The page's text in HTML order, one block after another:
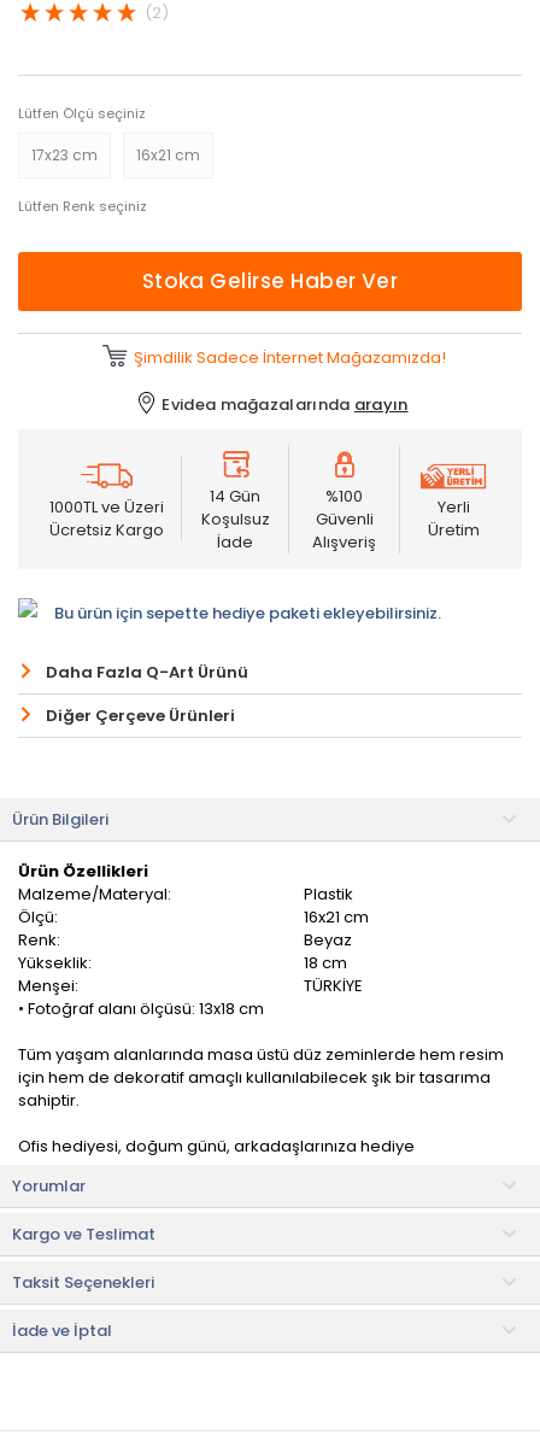
(2)
Lütfen Ölçü seçiniz
17x23 cm 16x21 cm
Lütfen Renk seçiniz
Stoka Gelirse Haber Ver
Şimdilik Sadece İnternet Mağazamızda!
Evidea mağazalarında arayın
1000TL ve Üzeri
Ücretsiz Kargo
14 Gün
Koşulsuz
İade
%100
Güvenli
Alışveriş
Yerli
Üretim
Bu ürün için sepette hediye paketi ekleyebilirsiniz.
Daha Fazla Q-Art Ürünü
Diğer Çerçeve Ürünleri
Ürün Bilgileri
Ürün Özellikleri
Malzeme/Materyal:
Plastik
Ölçü:
16x21 cm
Renk:
Beyaz
Yükseklik:
18 cm
Menşei:
TÜRKİYE
• Fotoğraf alanı ölçüsü: 13x18 cm
Tüm yaşam alanlarında masa üstü düz zeminlerde hem resim
için hem de dekoratif amaçlı kullanılabilecek şık bir tasarıma
sahiptir.
Ofis hediyesi, doğum günü, arkadaşlarınıza hediye
bir hediye seçeneği olacaktır.
Kullanım ve Bakım Bilgileri
• Nemli bez ile kolaylıkla temizlenebilir.
• Not:Bu fiyat perakende satışlar için belirlenmiştir. Toplu alımlar
Evidea tarafından incelenecek ve uygun bulunmayan siparişler
iptal edilecektir.
Yorumlar
Kargo ve Teslimat
Taksit Seçenekleri
İade ve İptal